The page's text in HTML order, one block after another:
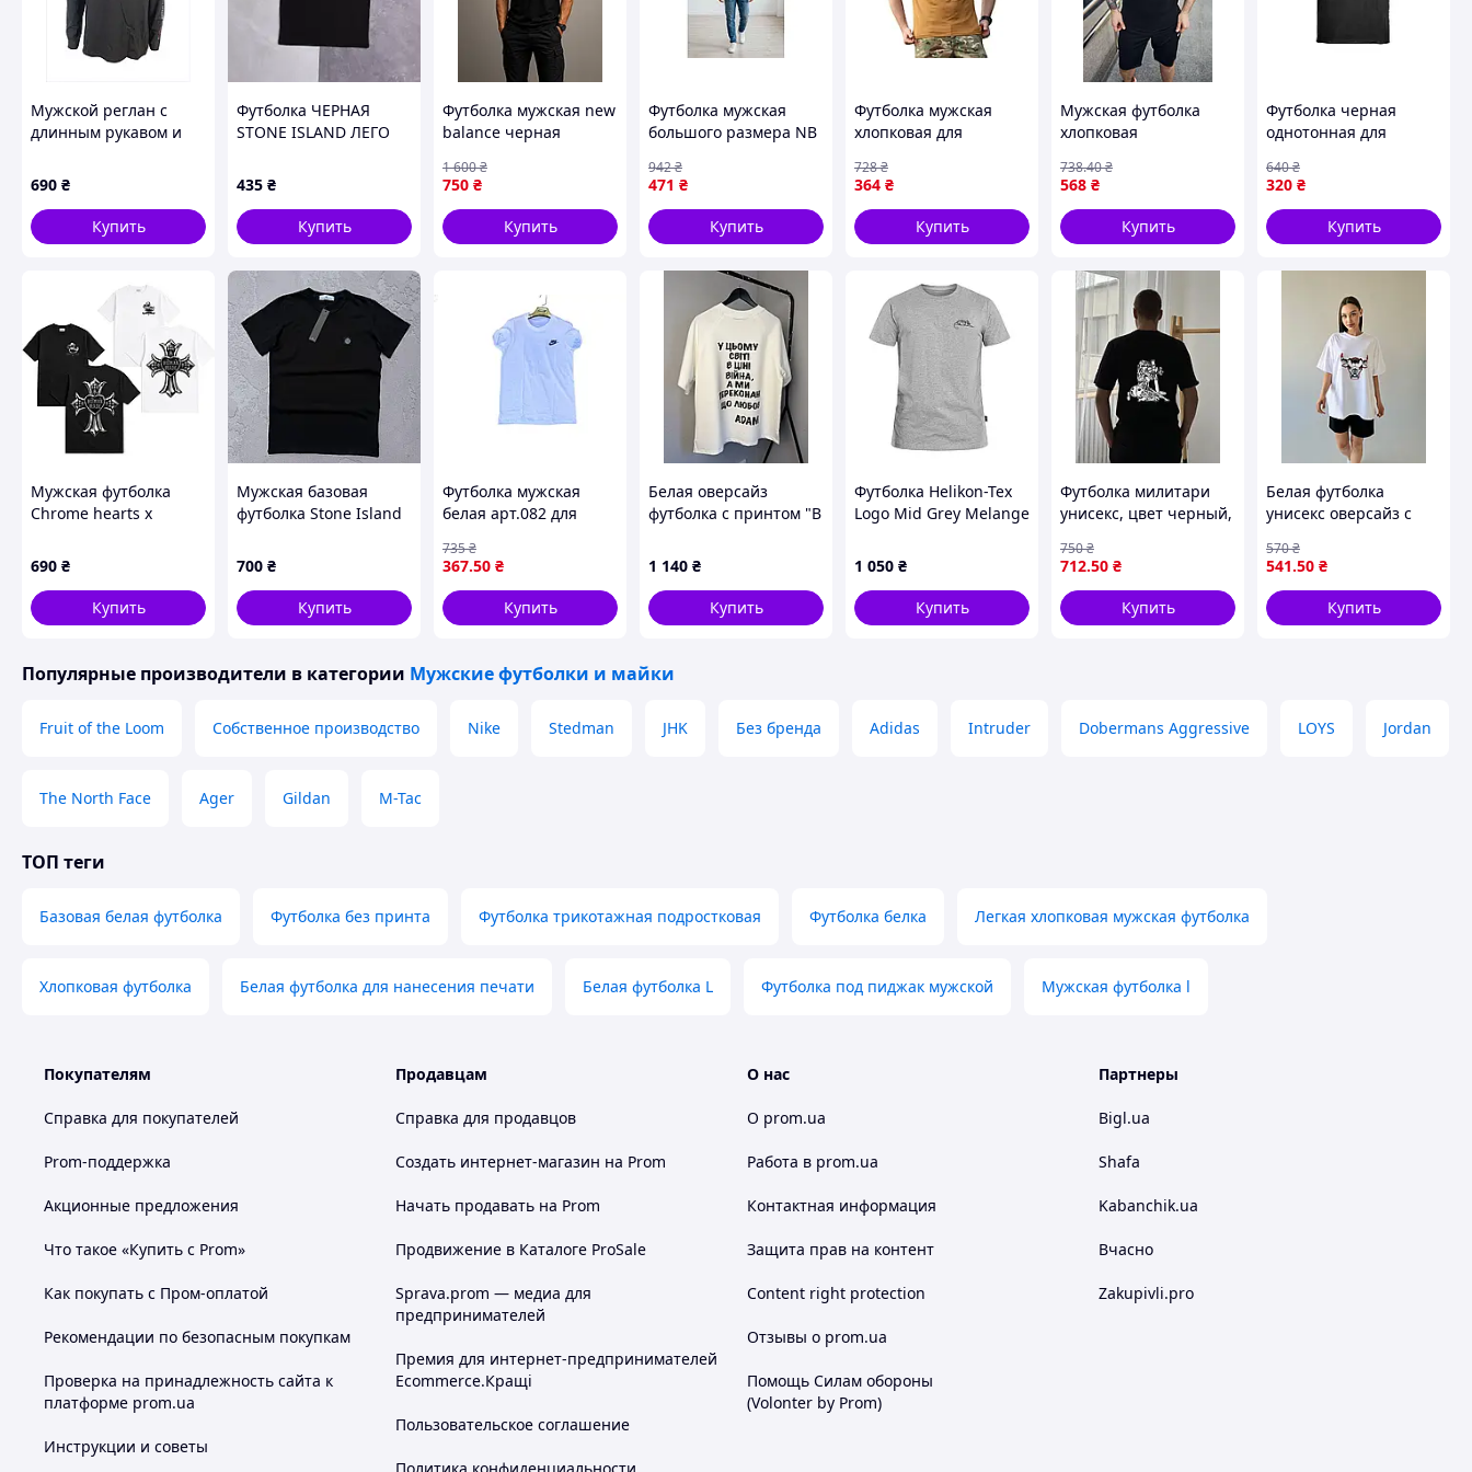
Совершенно гладкая
Шелковистая
Имеет легкий блеск (часто думают, что в ткани есть синтетические добавки)
Одежда меньше мнется и пачкается
Не садится
Неприхотлива в уходе
Имеет лицевую и изнаночную стороны
Мужской реглан с
длинным рукавом и
8684CX100
690 ₴
Купить
Футболка ЧЕРНАЯ
STONE ISLAND ЛЕГО
435 ₴
Купить
Футболка мужская new
balance черная
майка BR-ST
750 ₴
1 600₴
Купить
Футболка мужская
большого размера NB
повседневной носки
из 100% хлопка
471 ₴
942₴
Купить
Футболка мужская
хлопковая для
цвете кирпич ТМ OSM
364 ₴
728₴
Купить
Мужская футболка
хлопковая
Футболка Nike чорна
568 ₴
738.40₴
Купить
Футболка черная
однотонная для
универсальная для
повседневной носки
320 ₴
640₴
Купить
Мужская футболка
Сhrome hearts x
XS
690 ₴
Купить
Мужская базовая
футболка Stone Island
700 ₴
Купить
Футболка мужская
белая арт.082 для
из качественного
материала ТМ OSM
367.50 ₴
735₴
Купить
Белая оверсайз
футболка с принтом "В
война, а мы
убеждены, что
любовь" – премиум
качество
1 140 ₴
Купить
Футболка Helikon-Tex
Logo Mid Grey Melange
1 050 ₴
Купить
Футболка милитари
унисекс, цвет черный,
712.50 ₴
750₴
Купить
Белая футболка
унисекс оверсайз с
Стильная молодежная
модель для
подростков
XFVtime3107
541.50 ₴
570₴
Купить
Популярные производители в категории Мужские футболки и майки
Fruit of the Loom Собственное производство Nike Stedman JHK Без бренда Adidas Intruder Dobermans Aggressive LOYS Jordan
The North Face Ager Gildan M-Tac
ТОП теги
Базовая белая футболка Футболка без принта Футболка трикотажная подростковая Футболка белка Легкая хлопковая мужская футболка
Хлопковая футболка Белая футболка для нанесения печати Белая футболка L Футболка под пиджак мужской Мужская футболка l
Покупателям
Справка для покупателей
Prom-поддержка
Акционные предложения
Что такое «Купить с Prom»
Как покупать с Пром-оплатой
Рекомендации по безопасным покупкам
Проверка на принадлежность сайта к
платформе prom.ua
Инструкции и советы
Продавцам
Справка для продавцов
Создать интернет-магазин на Prom
Начать продавать на Prom
Продвижение в Каталоге ProSale
Sprava.prom — медиа для
предпринимателей
Премия для интернет-предпринимателей
Ecommerce.Кращі
Пользовательское соглашение
О нас
О prom.ua
Работа в prom.ua
Контактная информация
Защита прав на контент
Content right protection
Отзывы о prom.ua
Помощь Силам обороны
(Volonter by Prom)
Партнеры
Bigl.ua
Shafa
Kabanchik.ua
Вчасно
Zakupivli.pro